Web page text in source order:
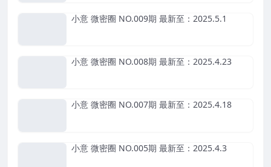
小意 微密圈 NO.009期 最新至：2025.5.1
小意 微密圈 NO.008期 最新至：2025.4.23
小意 微密圈 NO.007期 最新至：2025.4.18
小意 微密圈 NO.005期 最新至：2025.4.3